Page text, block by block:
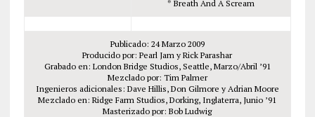
* Breath And A Scream
Publicado: 24 Marzo 2009
Producido por: Pearl Jam y Rick Parashar
Grabado en: London Bridge Studios, Seattle, Marzo/Abril ’91
Mezclado por: Tim Palmer
Ingenieros adicionales: Dave Hillis, Don Gilmore y Adrian Moore
Mezclado en: Ridge Farm Studios, Dorking, Inglaterra, Junio ’91
Masterizado por: Bob Ludwig